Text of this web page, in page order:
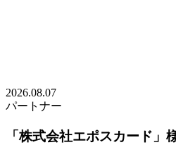
2026.08.07
パートナー
「株式会社エポスカード」